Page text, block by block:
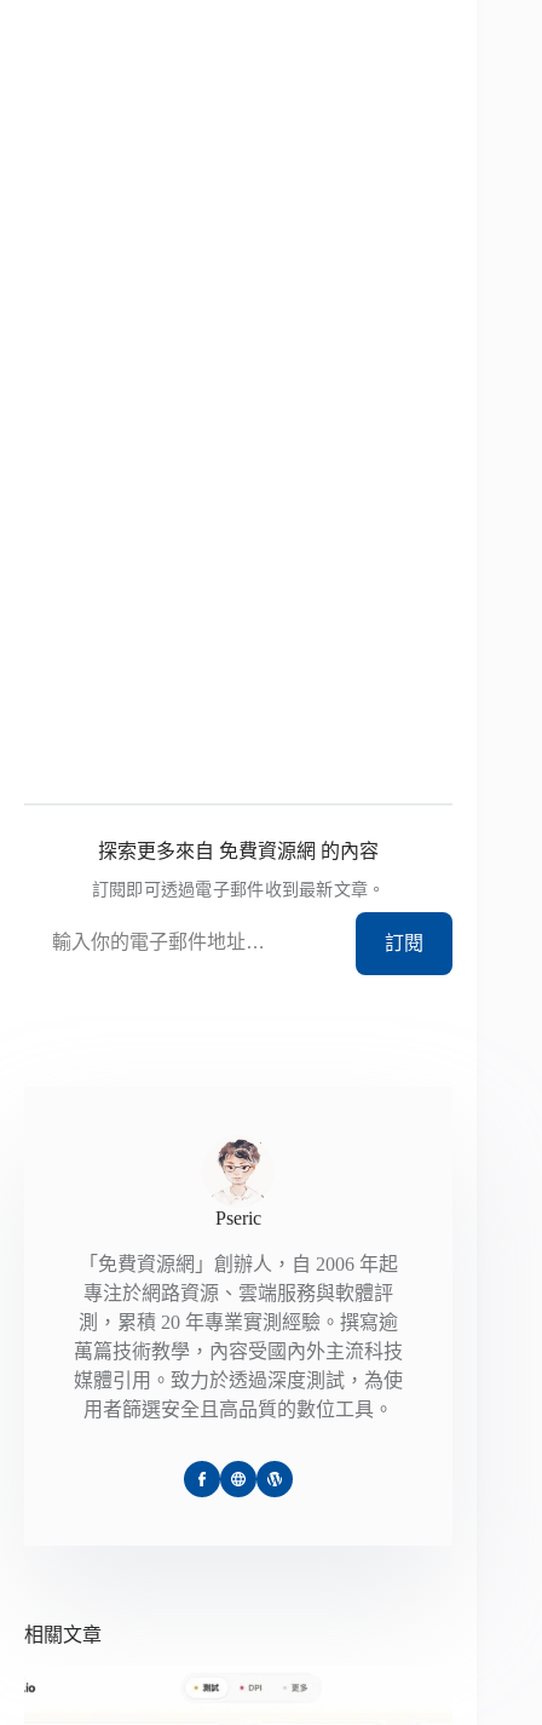
探索更多來自 免費資源網 的內容
訂閱即可透過電子郵件收到最新文章。
訂閱
Pseric
「免費資源網」創辦人，自 2006 年起
專注於網路資源、雲端服務與軟體評
測，累積 20 年專業實測經驗。撰寫逾
萬篇技術教學，內容受國內外主流科技
媒體引用。致力於透過深度測試，為使
用者篩選安全且高品質的數位工具。
相關文章